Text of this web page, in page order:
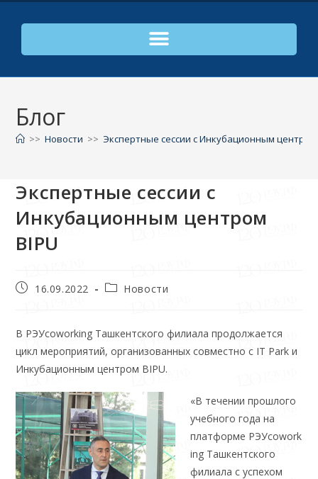
Блог
>> Новости >> Экспертные сессии с Инкубационным центром
Экспертные сессии с
Инкубационным центром
BIPU
16.09.2022 Новости
В РЭУcoworking Ташкентского филиала продолжается
цикл мероприятий, организованных совместно с IT Park и
Инкубационным центром BIPU.
«В течении прошлого
учебного года на
платформе РЭУcowork
ing Ташкентского
филиала с успехом